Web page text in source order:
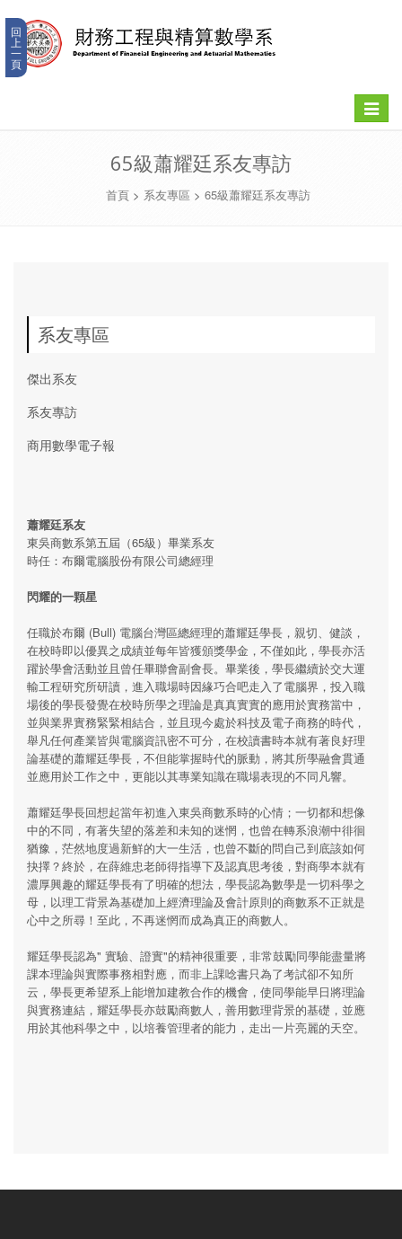
回
上
一
頁
Toggle
65級蕭耀廷系友專訪
首頁> 系友專區 > 65級蕭耀廷系友專訪
系友專區
傑出系友
系友專訪
商用數學電子報
蕭耀廷系友
東吳商數系第五屆（65級）畢業系友
時任：布爾電腦股份有限公司總經理
閃耀的一顆星
任職於布爾 (Bull) 電腦台灣區總經理的蕭耀廷學長，親切、健談，
在校時即以優異之成績並每年皆獲頒獎學金，不僅如此，學長亦活
躍於學會活動並且曾任畢聯會副會長。畢業後，學長繼續於交大運
輸工程研究所研讀，進入職場時因緣巧合吧走入了電腦界，投入職
場後的學長發覺在校時所學之理論是真真實實的應用於實務當中，
並與業界實務緊緊相結合，並且現今處於科技及電子商務的時代，
舉凡任何產業皆與電腦資訊密不可分，在校讀書時本就有著良好理
論基礎的蕭耀廷學長，不但能掌握時代的脈動，將其所學融會貫通
並應用於工作之中，更能以其專業知識在職場表現的不同凡響。
蕭耀廷學長回想起當年初進入東吳商數系時的心情；一切都和想像
中的不同，有著失望的落差和未知的迷惘，也曾在轉系浪潮中徘徊
猶豫，茫然地度過新鮮的大一生活，也曾不斷的問自己到底該如何
抉擇？終於，在薛維忠老師得指導下及認真思考後，對商學本就有
濃厚興趣的耀廷學長有了明確的想法，學長認為數學是一切科學之
母，以理工背景為基礎加上經濟理論及會計原則的商數系不正就是
心中之所尋！至此，不再迷惘而成為真正的商數人。
耀廷學長認為" 實驗、證實"的精神很重要，非常鼓勵同學能盡量將
課本理論與實際事務相對應，而非上課唸書只為了考試卻不知所
云，學長更希望系上能增加建教合作的機會，使同學能早日將理論
與實務連結，耀廷學長亦鼓勵商數人，善用數理背景的基礎，並應
用於其他科學之中，以培養管理者的能力，走出一片亮麗的天空。